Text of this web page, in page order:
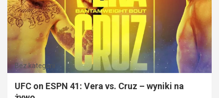
Bez kategorii
UFC on ESPN 41: Vera vs. Cruz – wyniki na